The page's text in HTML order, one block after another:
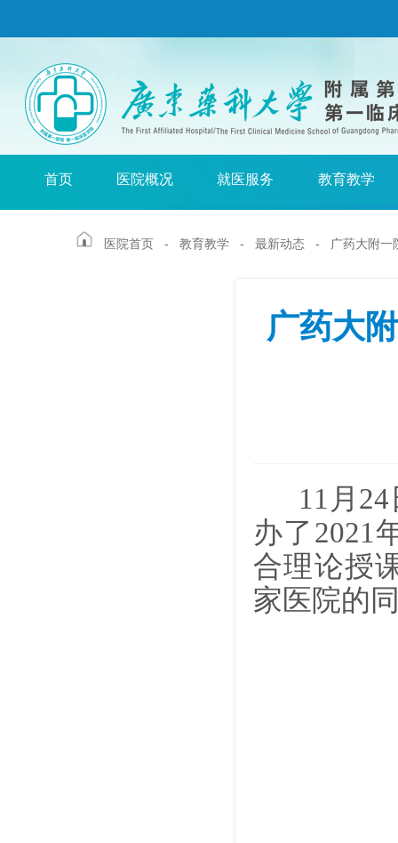
首页 医院概况 就医服务 教育教学
医院首页 - 教育教学 - 最新动态 - 广药大附一
广药大
11月24
办了2021
合理论授
家医院的